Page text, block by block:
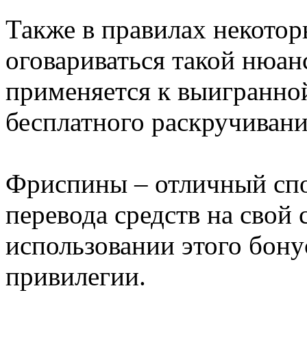
Также в правилах
оговариваться такой
применяется к
бесплатного
Фриспины – отличный
перевода средств на
использовании этого
привилегии.